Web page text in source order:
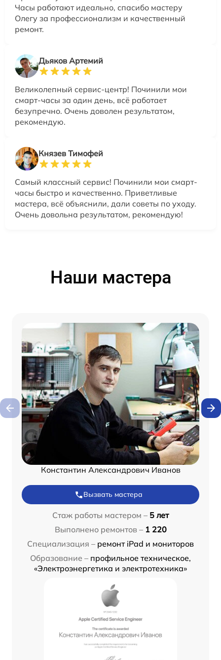
Часы работают идеально, спасибо мастеру
Олегу за профессионализм и качественный
ремонт.
Дьяков Артемий
Великолепный сервис-центр! Починили мои
смарт-часы за один день, всё работает
безупречно. Очень доволен результатом,
рекомендую.
Князев Тимофей
Самый классный сервис! Починили мои смарт-
часы быстро и качественно. Приветливые
мастера, всё объяснили, дали советы по уходу.
Очень довольна результатом, рекомендую!
Наши мастера
Константин Александрович Иванов
Вызвать мастера
Стаж работы мастером – 5 лет
Выполнено ремонтов – 1 220
Специализация – ремонт iPad и мониторов
Образование – профильное техническое,
«Электроэнергетика и электротехника»